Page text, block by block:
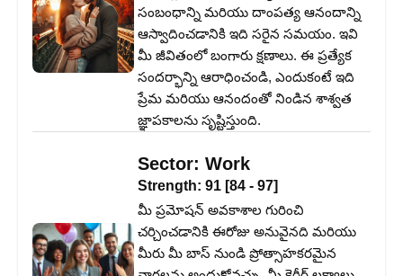
సంబంధాన్ని మరియు దాంపత్య ఆనందాన్ని
ఆస్వాదించడానికి ఇది సరైన సమయం. ఇవి
మీ జీవితంలో బంగారు క్షణాలు. ఈ ప్రత్యేక
సందర్భాన్ని ఆరాధించండి, ఎందుకంటే ఇది
ప్రేమ మరియు ఆనందంతో నిండిన శాశ్వత
జ్ఞాపకాలను సృష్టిస్తుంది.
Sector: Work
Strength: 91 [84 - 97]
మీ ప్రమోషన్ అవకాశాల గురించి
చర్చించడానికి ఈరోజు అనువైనది మరియు
మీరు మీ బాస్ నుండి ప్రోత్సాహకరమైన